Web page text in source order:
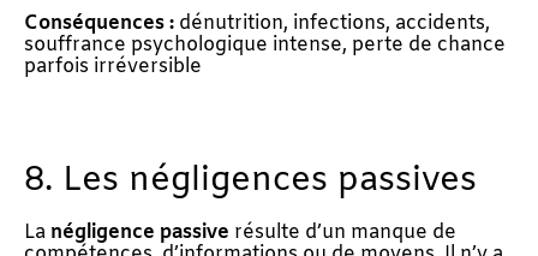
Conséquences : dénutrition, infections, accidents,
souffrance psychologique intense, perte de chance
parfois irréversible
8. Les négligences passives
La négligence passive résulte d’un manque de